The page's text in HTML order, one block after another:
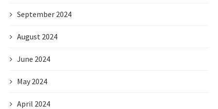
September 2024
August 2024
June 2024
May 2024
April 2024